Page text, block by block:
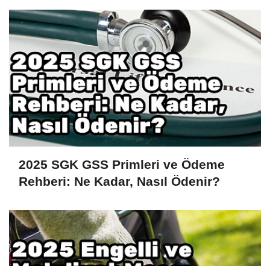
2025 SGK GSS Primleri ve Ödeme
Rehberi: Ne Kadar, Nasıl Ödenir?